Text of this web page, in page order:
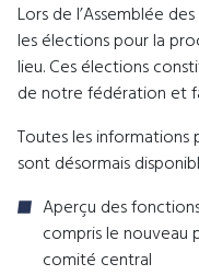
Lors de l’Assemblée
les élections pour la
lieu. Ces élections
de notre fédération et
Toutes les
sont désormais
Aperçu des
compris le nouveau
comité central